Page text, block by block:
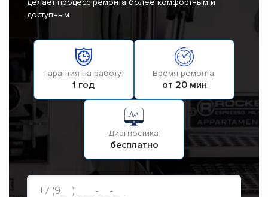
делает процесс ремонта более комфортным и
доступным.
Гарантия на работу:
1 год
Время ремонта:
от 20 мин
Диагностика:
бесплатно